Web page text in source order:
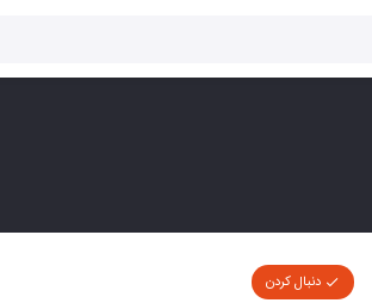
دنبال کردن